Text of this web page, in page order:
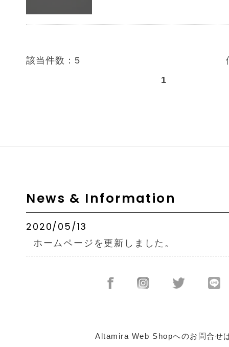
該当件数：5
1
News & Information
2020/05/13
ホームページを更新しました。
Altamira Web Shopへのお問合せ